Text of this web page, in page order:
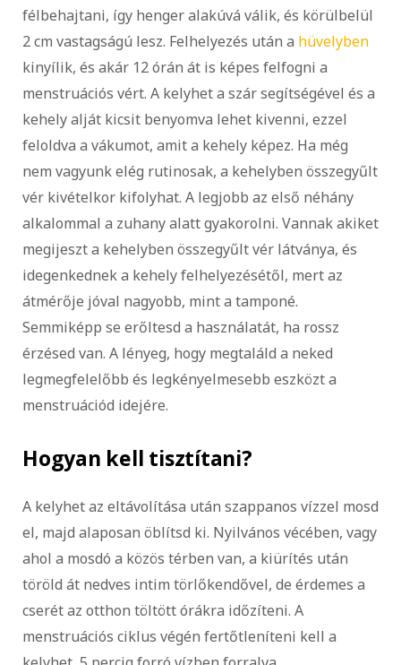
félbehajtani, így henger alakúvá válik, és körülbelül
2 cm vastagságú lesz. Felhelyezés után a hüvelyben
kinyílik, és akár 12 órán át is képes felfogni a
menstruációs vért. A kelyhet a szár segítségével és a
kehely alját kicsit benyomva lehet kivenni, ezzel
feloldva a vákumot, amit a kehely képez. Ha még
nem vagyunk elég rutinosak, a kehelyben összegyűlt
vér kivételkor kifolyhat. A legjobb az első néhány
alkalommal a zuhany alatt gyakorolni. Vannak akiket
megijeszt a kehelyben összegyűlt vér látványa, és
idegenkednek a kehely felhelyezésétől, mert az
átmérője jóval nagyobb, mint a tamponé.
Semmiképp se erőltesd a használatát, ha rossz
érzésed van. A lényeg, hogy megtaláld a neked
legmegfelelőbb és legkényelmesebb eszközt a
menstruációd idejére.
Hogyan kell tisztítani?
A kelyhet az eltávolítása után szappanos vízzel mosd
el, majd alaposan öblítsd ki. Nyilvános vécében, vagy
ahol a mosdó a közös térben van, a kiürítés után
töröld át nedves intim törlőkendővel, de érdemes a
cserét az otthon töltött órákra időzíteni. A
menstruációs ciklus végén fertőtleníteni kell a